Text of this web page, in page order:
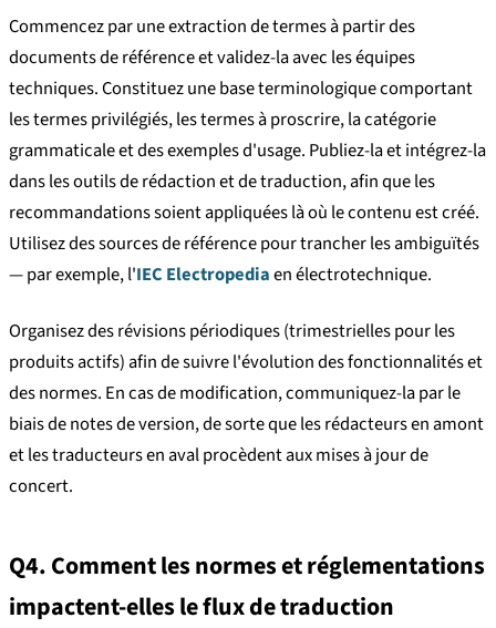
Commencez par une extraction de termes à partir des
documents de référence et validez-la avec les équipes
techniques. Constituez une base terminologique comportant
les termes privilégiés, les termes à proscrire, la catégorie
grammaticale et des exemples d'usage. Publiez-la et intégrez-la
dans les outils de rédaction et de traduction, afin que les
recommandations soient appliquées là où le contenu est créé.
Utilisez des sources de référence pour trancher les ambiguïtés
— par exemple, l'IEC Electropediaen électrotechnique.
Organisez des révisions périodiques (trimestrielles pour les
produits actifs) afin de suivre l'évolution des fonctionnalités et
des normes. En cas de modification, communiquez-la par le
biais de notes de version, de sorte que les rédacteurs en amont
et les traducteurs en aval procèdent aux mises à jour de
concert.
Q4. Comment les normes et réglementations
impactent-elles le flux de traduction